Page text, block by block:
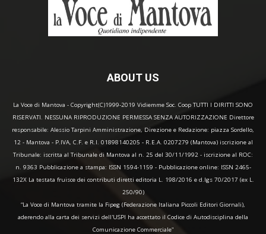
ABOUT US
La Voce di Mantova - Copyright(C)1999-2019 Vidiemme Soc. Coop TUTTI I DIRITTI SONO
RISERVATI. NESSUNA RIPRODUZIONE PERMESSA SENZA AUTORIZZAZIONE Direttore
responsabile: Alessio Tarpini Amministrazione, Direzione e Redazione: piazza Sordello,
12 - Mantova - P.IVA, C.F. e R.I. 01898140205 - R.E.A. 0207279 (Mantova) iscrizione al
Tribunale: iscritta al Tribunale di Mantova al n. 25 del 30/11/1992 - iscrizione al ROC:
n. 9363 Pubblicazione a stampa: ISSN 1594-1159 - Pubblicazione online: ISSN 2465-
132X La testata fruisce dei contributi diretti editoria L. 198/2016 e d.lgs 70/2017 (ex L.
250/90)
“La Voce di Mantova tramite la Fipeg (Federazione Italiana Piccoli Editori Giornali),
aderendo alla carta dei servizi dell'USPI ha accettato il Codice di Autodisciplina della
Comunicazione Commerciale"